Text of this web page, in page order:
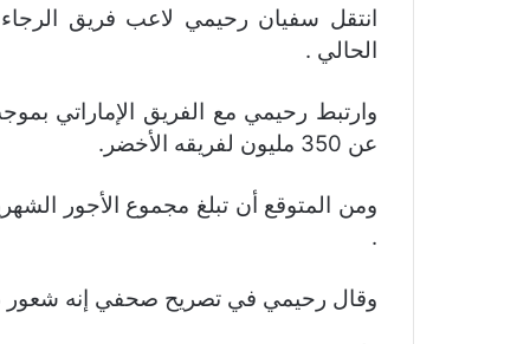
انتقل سفيان رحيمي لاعب فريق الرجاء
الحالي .
عن 350 مليون لفريقه الأخضر.
ومن المتوقع أن تبلغ مجموع الأجور
.
وقال رحيمي في تصريح صحفي إنه شعور